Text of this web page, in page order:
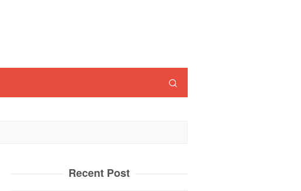
Recent Post